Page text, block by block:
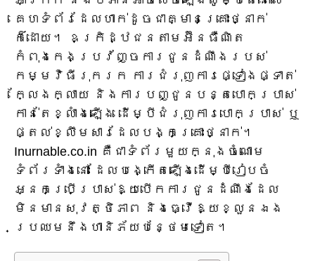
គេហទំព័រដែលហាក់ដូចជាគ្មានគ្រោះថ្នាក់
ក៏ដោយ។ ឧក្រិដ្ឋជនតាមអ៊ីនធឺណិត
កំពុងកេងប្រវ័ញ្ចការជូនដំណឹងរបស់
កម្មវិធីរុករក ការជំរុញការផ្ទៀងផ្ទាត់
ក្លែងក្លាយ និងការបញ្ជូនបន្តបោកប្រាស់
កាន់តែខ្លាំងឡើង ដើម្បីជំរុញការបោកប្រាស់ ឬ
ផ្តល់ខ្លឹមសារដែលបង្កគ្រោះថ្នាក់។
Inurnable.co.in គឺជាទំព័រមួយក្នុងចំណោម
ទំព័រទាំងនោះ ដែលបង្កើតឡើងដើម្បីរៀបចំ
អ្នកប្រើប្រាស់ឱ្យបើកការជូនដំណឹងដែល
មិនមានសុវត្ថិភាព និងធ្វើឱ្យខ្លួនឯង
ប្រឈមនឹងហានិភ័យបន្ថែមទៀត។